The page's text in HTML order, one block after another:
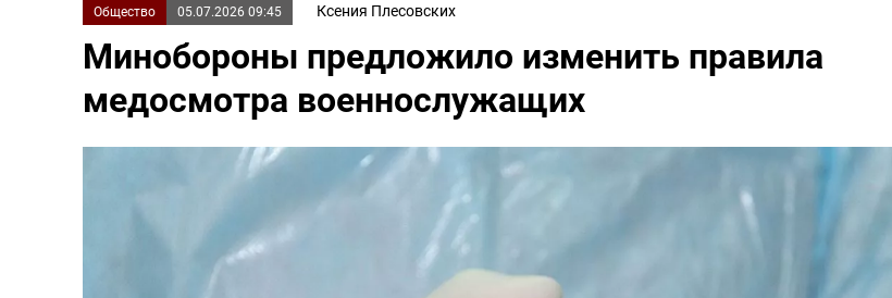
Общество 05.07.2026 09:45 Ксения Плесовских
Минобороны предложило изменить правила
медосмотра военнослужащих